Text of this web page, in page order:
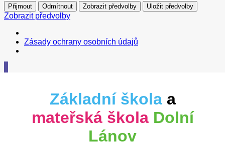
Přijmout Odmítnout Zobrazit předvolby Uložit předvolby
Zobrazit předvolby
Zásady ochrany osobních údajů
Základní školaa
mateřská škola Dolní
Lánov